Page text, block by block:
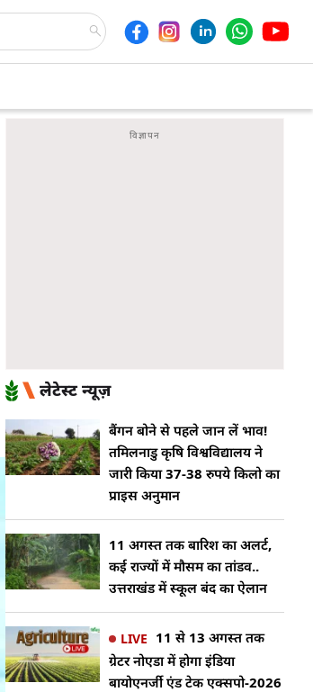
लेटेस्ट न्यूज़
बैंगन बोने से पहले जान लें भाव!
तमिलनाडु कृषि विश्वविद्यालय ने
जारी किया 37-38 रुपये किलो का
प्राइस अनुमान
11 अगस्त तक बारिश का अलर्ट,
कई राज्यों में मौसम का तांडव..
उत्तराखंड में स्कूल बंद का ऐलान
LIVE 11 से 13 अगस्त तक
ग्रेटर नोएडा में होगा इंडिया
बायोएनर्जी एंड टेक एक्सपो-2026